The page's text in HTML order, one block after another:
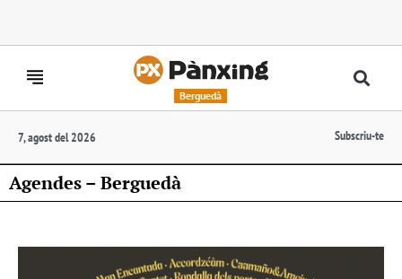
Berguedà
7, agost del 2026 Subscriu-te
Agendes – Berguedà